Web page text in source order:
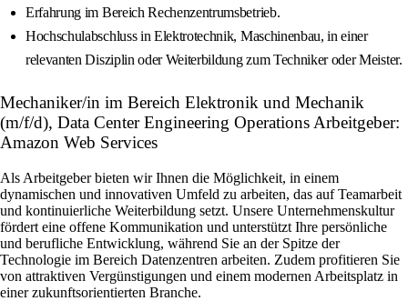
Erfahrung im Bereich Rechenzentrumsbetrieb.
Hochschulabschluss in Elektrotechnik, Maschinenbau, in einer
relevanten Disziplin oder Weiterbildung zum Techniker oder Meister.
Mechaniker/in im Bereich Elektronik und Mechanik
(m/f/d), Data Center Engineering Operations Arbeitgeber:
Amazon Web Services
Als Arbeitgeber bieten wir Ihnen die Möglichkeit, in einem
dynamischen und innovativen Umfeld zu arbeiten, das auf Teamarbeit
und kontinuierliche Weiterbildung setzt. Unsere Unternehmenskultur
fördert eine offene Kommunikation und unterstützt Ihre persönliche
und berufliche Entwicklung, während Sie an der Spitze der
Technologie im Bereich Datenzentren arbeiten. Zudem profitieren Sie
von attraktiven Vergünstigungen und einem modernen Arbeitsplatz in
einer zukunftsorientierten Branche.